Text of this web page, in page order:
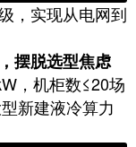
，实现从电网到
摆脱选型焦虑
，机柜数≤20场
新建液冷算力